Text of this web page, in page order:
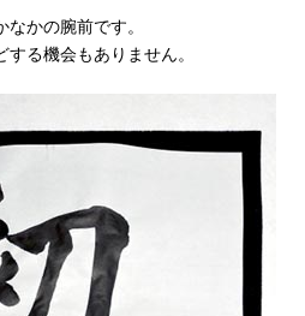
かの腕前です。
る機会もありません。